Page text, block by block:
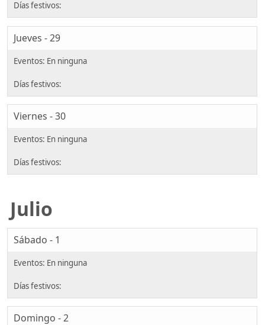
Jueves - 29
Viernes - 30
Julio
Sábado - 1
Domingo - 2